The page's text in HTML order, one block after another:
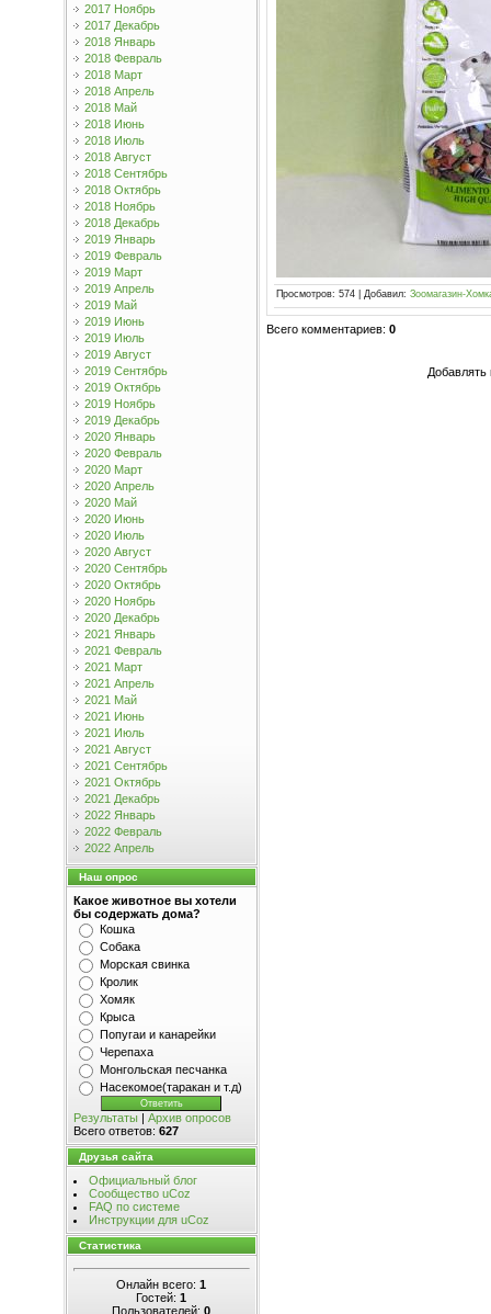
2017 Ноябрь
2017 Декабрь
2018 Январь
2018 Февраль
2018 Март
2018 Апрель
2018 Май
2018 Июнь
2018 Июль
2018 Август
2018 Сентябрь
2018 Октябрь
2018 Ноябрь
2018 Декабрь
2019 Январь
2019 Февраль
2019 Март
2019 Апрель
2019 Май
2019 Июнь
2019 Июль
2019 Август
2019 Сентябрь
2019 Октябрь
2019 Ноябрь
2019 Декабрь
2020 Январь
2020 Февраль
2020 Март
2020 Апрель
2020 Май
2020 Июнь
2020 Июль
2020 Август
2020 Сентябрь
2020 Октябрь
2020 Ноябрь
2020 Декабрь
2021 Январь
2021 Февраль
2021 Март
2021 Апрель
2021 Май
2021 Июнь
2021 Июль
2021 Август
2021 Сентябрь
2021 Октябрь
2021 Декабрь
2022 Январь
2022 Февраль
2022 Апрель
Наш опрос
Какое животное вы хотели
бы содержать дома?
Кошка
Собака
Морская свинка
Кролик
Хомяк
Крыса
Попугаи и канарейки
Черепаха
Монгольская песчанка
Насекомое(таракан и т.д)
Результаты| Архив опросов
Всего ответов: 627
Друзья сайта
Официальный блог
Сообщество uCoz
FAQ по системе
Инструкции для uCoz
Статистика
Онлайн всего: 1
Гостей: 1
Пользователей: 0
Просмотров: 574| Добавил: Зоомагазин-
Всего комментариев: 0
Добавлять